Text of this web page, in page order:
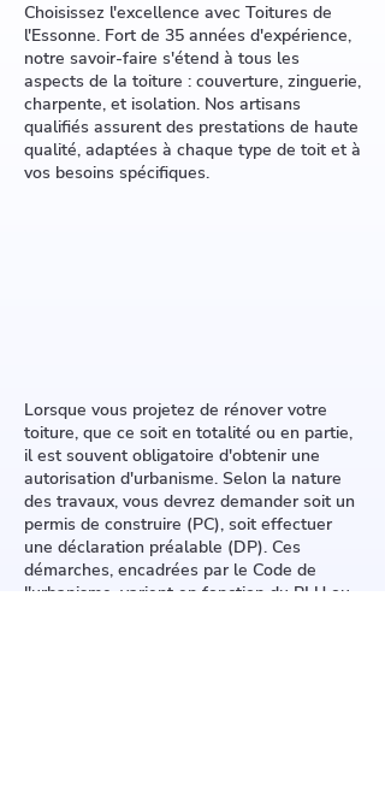
Choisissez l'excellence avec Toitures de
l'Essonne. Fort de 35 années d'expérience,
notre savoir-faire s'étend à tous les
aspects de la toiture : couverture, zinguerie,
charpente, et isolation. Nos artisans
qualifiés assurent des prestations de haute
qualité, adaptées à chaque type de toit et à
vos besoins spécifiques.
Lorsque vous projetez de rénover votre
toiture, que ce soit en totalité ou en partie,
il est souvent obligatoire d'obtenir une
autorisation d'urbanisme. Selon la nature
des travaux, vous devrez demander soit un
permis de construire (PC), soit effectuer
une déclaration préalable (DP). Ces
démarches, encadrées par le Code de
l'urbanisme, varient en fonction du PLU ou